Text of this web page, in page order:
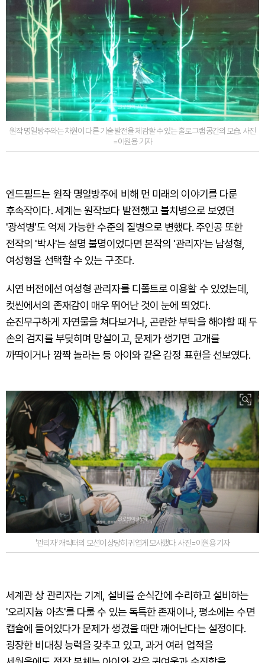
원작 명일방주와는 차원이 다른 기술 발전을 체감할 수 있는 홀로그램 공간의 모습. 사진
=이원용 기자
엔드필드는 원작 명일방주에 비해 먼 미래의 이야기를 다룬
후속작이다. 세계는 원작보다 발전했고 불치병으로 보였던
'광석병'도 억제 가능한 수준의 질병으로 변했다. 주인공 또한
전작의 '박사'는 설명 불명이었다면 본작의 '관리자'는 남성형,
여성형을 선택할 수 있는 구조다.
시연 버전에선 여성형 관리자를 디폴트로 이용할 수 있었는데,
컷씬에서의 존재감이 매우 뛰어난 것이 눈에 띄었다.
순진무구하게 자연물을 쳐다보거나, 곤란한 부탁을 해야할 때 두
손의 검지를 부딪히며 망설이고, 문제가 생기면 고개를
까딱이거나 깜짝 놀라는 등 아이와 같은 감정 표현을 선보였다.
'관리자' 캐릭터의 모션이 상당히 귀엽게 모사됐다. 사진=이원용 기자
세계관 상 관리자는 기계, 설비를 순식간에 수리하고 설비하는
'오리지늄 아츠'를 다룰 수 있는 독특한 존재이나, 평소에는 수면
캡슐에 들어있다가 문제가 생겼을 때만 깨어난다는 설정이다.
굉장한 비대칭 능력을 갖추고 있고, 과거 여러 업적을